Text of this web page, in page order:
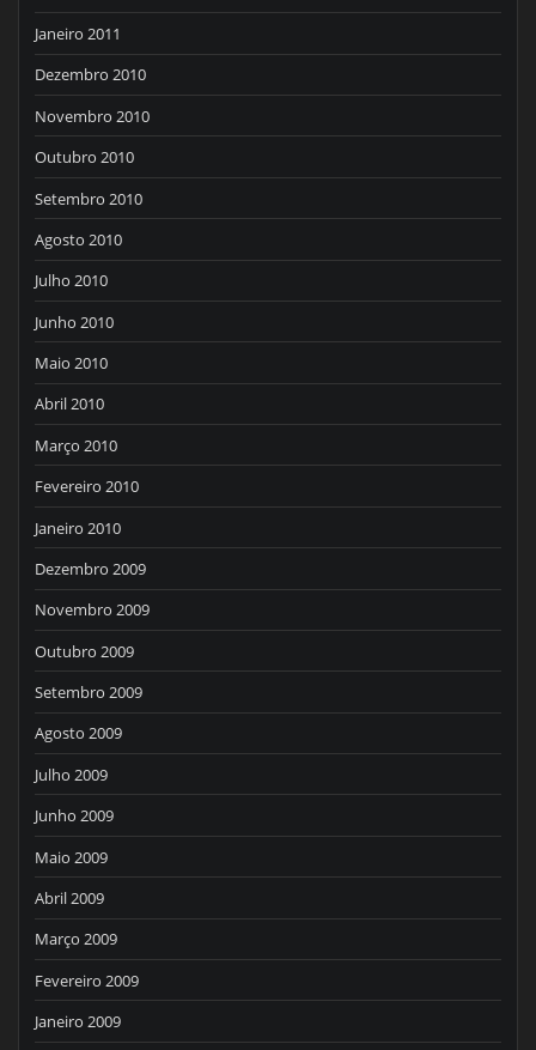
Janeiro 2011
Dezembro 2010
Novembro 2010
Outubro 2010
Setembro 2010
Agosto 2010
Julho 2010
Junho 2010
Maio 2010
Abril 2010
Março 2010
Fevereiro 2010
Janeiro 2010
Dezembro 2009
Novembro 2009
Outubro 2009
Setembro 2009
Agosto 2009
Julho 2009
Junho 2009
Maio 2009
Abril 2009
Março 2009
Fevereiro 2009
Janeiro 2009